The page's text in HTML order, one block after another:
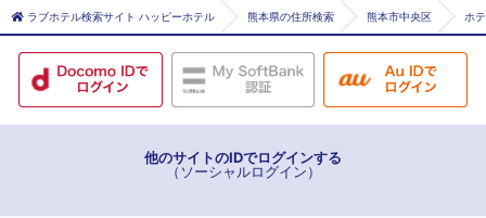
ラブホテル検索サイト ハッピーホテル 熊本県の住所検索 熊本市中央区 ホ
他のサイトのIDでログインする
（ソーシャルログイン）